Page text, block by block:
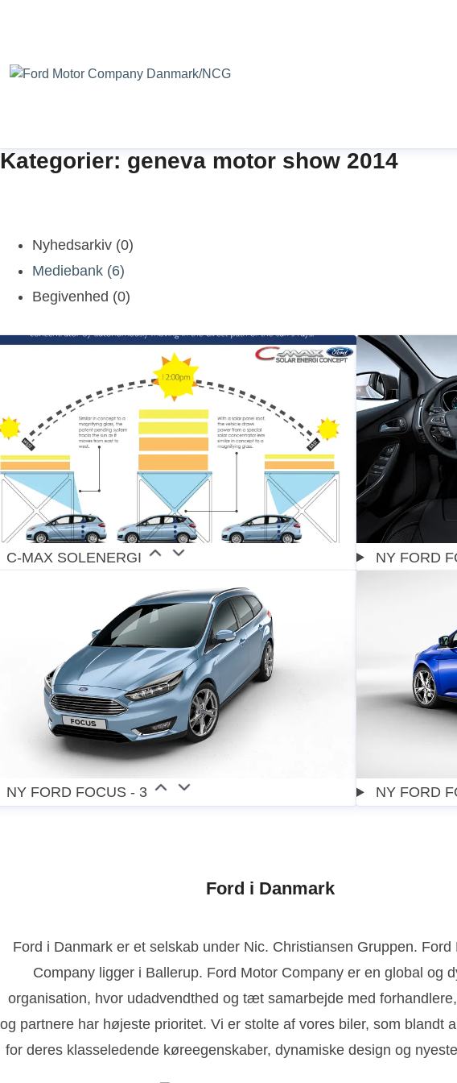
Kategorier: geneva motor show 2014
Nyhedsarkiv (0)
Mediebank (6)
Begivenhed (0)
C-MAX SOLENERGI NY FORD
NY FORD FOCUS - 3 NY FORD
Ford i Danmark
Ford i Danmark er et selskab under Nic. Christiansen Gruppen. Ford
Company ligger i Ballerup. Ford Motor Company er en global og
organisation, hvor udadvendthed og tæt samarbejde med
og partnere har højeste prioritet. Vi er stolte af vores biler, som blandt
for deres klasseledende køreegenskaber, dynamiske design og